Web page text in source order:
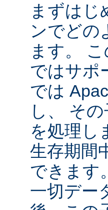
まずはじ
ンでどの
ます。
ではサポ
では
し、 そ
を処理し
生存期間
できます
一切デー